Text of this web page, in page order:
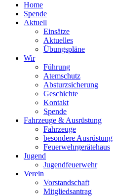
Home
Spende
Aktuell
Einsätze
Aktuelles
Übungspläne
Wir
Führung
Atemschutz
Absturzsicherung
Geschichte
Kontakt
Spende
Fahrzeuge & Ausrüstung
Fahrzeuge
besondere Ausrüstung
Feuerwehrgerätehaus
Jugend
Jugendfeuerwehr
Verein
Vorstandschaft
Mitgliedsantrag